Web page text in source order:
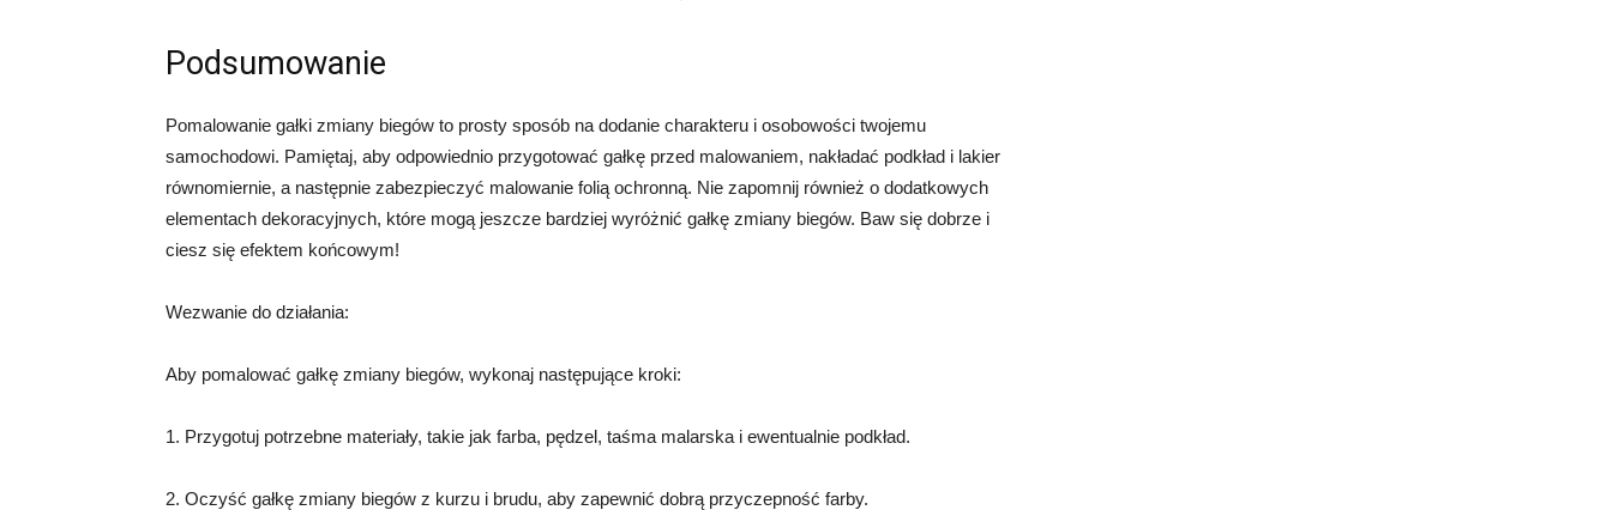
Podsumowanie
Pomalowanie gałki zmiany biegów to prosty sposób na dodanie charakteru i osobowości twojemu
samochodowi. Pamiętaj, aby odpowiednio przygotować gałkę przed malowaniem, nakładać podkład i lakier
równomiernie, a następnie zabezpieczyć malowanie folią ochronną. Nie zapomnij również o dodatkowych
elementach dekoracyjnych, które mogą jeszcze bardziej wyróżnić gałkę zmiany biegów. Baw się dobrze i
ciesz się efektem końcowym!
Wezwanie do działania:
Aby pomalować gałkę zmiany biegów, wykonaj następujące kroki:
1. Przygotuj potrzebne materiały, takie jak farba, pędzel, taśma malarska i ewentualnie podkład.
2. Oczyść gałkę zmiany biegów z kurzu i brudu, aby zapewnić dobrą przyczepność farby.